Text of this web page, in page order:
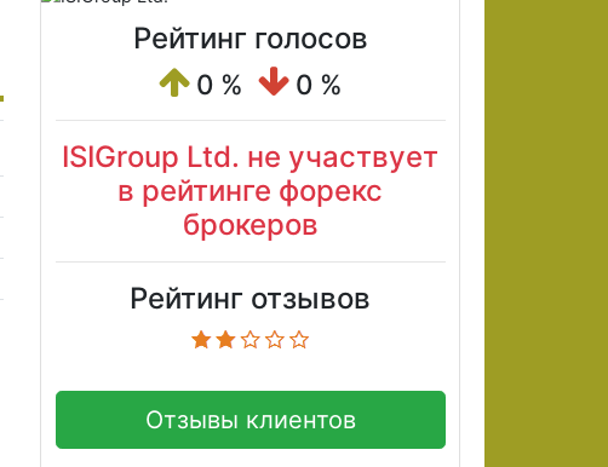
Рейтинг голосов
0 % 0 %
ISIGroup Ltd. не участвует
в рейтинге форекс
брокеров
Рейтинг отзывов
Отзывы клиентов